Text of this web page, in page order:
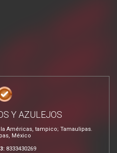
Y AZULEJOS
Américas, tampico; Tamaulipas.
México
8333430269